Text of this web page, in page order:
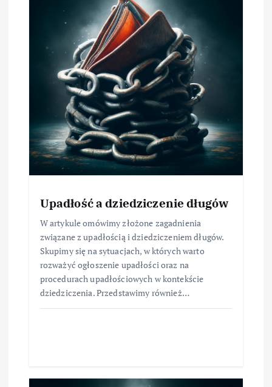
Upadłość a dziedziczenie długów
W artykule omówimy złożone zagadnienia
związane z upadłością i dziedziczeniem długów.
Skupimy się na sytuacjach, w których warto
rozważyć ogłoszenie upadłości oraz na
procedurach upadłościowych w kontekście
dziedziczenia. Przedstawimy również…